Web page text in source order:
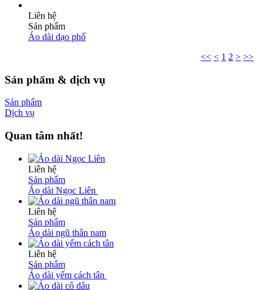
Liên hệ
Sản phẩm
Áo dài dạo phố
<< < 1 2 > >>
Sản phẩm & dịch vụ
Sản phẩm
Dịch vụ
Quan tâm nhất!
Liên hệ
Sản phẩm
Áo dài Ngọc Liên
Liên hệ
Sản phẩm
Áo dài ngũ thân nam
Liên hệ
Sản phẩm
Áo dài yếm cách tân